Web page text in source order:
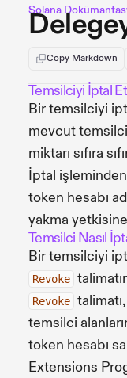
Solana
Copy Markdown
Temsilciyi İptal
Bir temsilciyi
mevcut
miktarı sıfıra
İptal
token hesabı
yakma
Temsilci Nasıl
Bir temsilciyi
Revoke
Revoke
temsilci
token hesabı
Extensions